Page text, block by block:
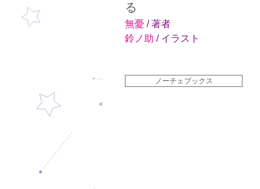
る
無憂 / 著者
鈴ノ助 / イラスト
ノーチェブックス